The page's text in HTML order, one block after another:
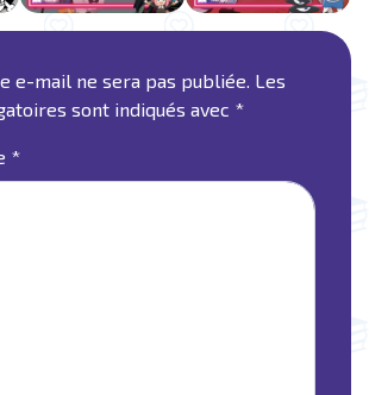
e-mail ne sera pas publiée. Les
sont indiqués avec *
*